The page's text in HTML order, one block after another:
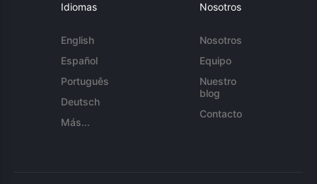
Idiomas
English
Español
Português
Deutsch
Más...
Nosotros
Nosotros
Equipo
Nuestro
blog
Contacto